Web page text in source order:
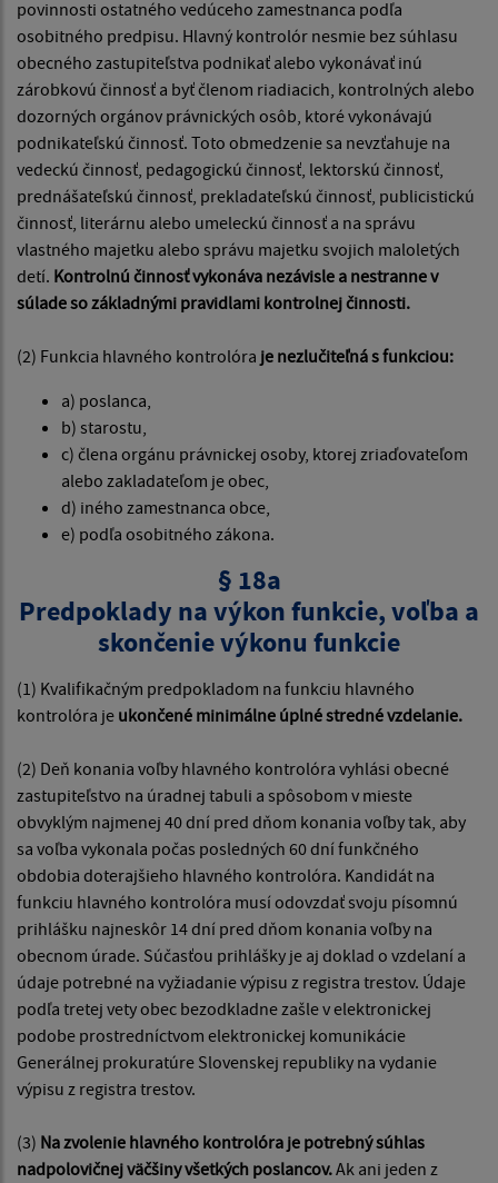
povinnosti ostatného vedúceho zamestnanca podľa
osobitného predpisu. Hlavný kontrolór nesmie bez súhlasu
obecného zastupiteľstva podnikať alebo vykonávať inú
zárobkovú činnosť a byť členom riadiacich, kontrolných alebo
dozorných orgánov právnických osôb, ktoré vykonávajú
podnikateľskú činnosť. Toto obmedzenie sa nevzťahuje na
vedeckú činnosť, pedagogickú činnosť, lektorskú činnosť,
prednášateľskú činnosť, prekladateľskú činnosť, publicistickú
činnosť, literárnu alebo umeleckú činnosť a na správu
vlastného majetku alebo správu majetku svojich maloletých
detí. Kontrolnú činnosť vykonáva nezávisle a nestranne v
súlade so základnými pravidlami kontrolnej činnosti.
(2) Funkcia hlavného kontrolóra je nezlučiteľná s funkciou:
a) poslanca,
b) starostu,
c) člena orgánu právnickej osoby, ktorej zriaďovateľom
alebo zakladateľom je obec,
d) iného zamestnanca obce,
e) podľa osobitného zákona.
§ 18a
Predpoklady na výkon funkcie, voľba a
skončenie výkonu funkcie
(1) Kvalifikačným predpokladom na funkciu hlavného
kontrolóra je ukončené minimálne úplné stredné vzdelanie.
(2) Deň konania voľby hlavného kontrolóra vyhlási obecné
zastupiteľstvo na úradnej tabuli a spôsobom v mieste
obvyklým najmenej 40 dní pred dňom konania voľby tak, aby
sa voľba vykonala počas posledných 60 dní funkčného
obdobia doterajšieho hlavného kontrolóra. Kandidát na
funkciu hlavného kontrolóra musí odovzdať svoju písomnú
prihlášku najneskôr 14 dní pred dňom konania voľby na
obecnom úrade. Súčasťou prihlášky je aj doklad o vzdelaní a
údaje potrebné na vyžiadanie výpisu z registra trestov. Údaje
podľa tretej vety obec bezodkladne zašle v elektronickej
podobe prostredníctvom elektronickej komunikácie
Generálnej prokuratúre Slovenskej republiky na vydanie
výpisu z registra trestov.
(3) Na zvolenie hlavného kontrolóra je potrebný súhlas
nadpolovičnej väčšiny všetkých poslancov.Ak ani jeden z